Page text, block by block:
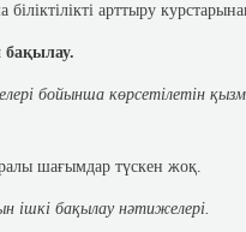
арттыру
бақылау.
бойынша көрсетілетін
шағымдар түскен жоқ.
ішкі бақылау нәтижелері.